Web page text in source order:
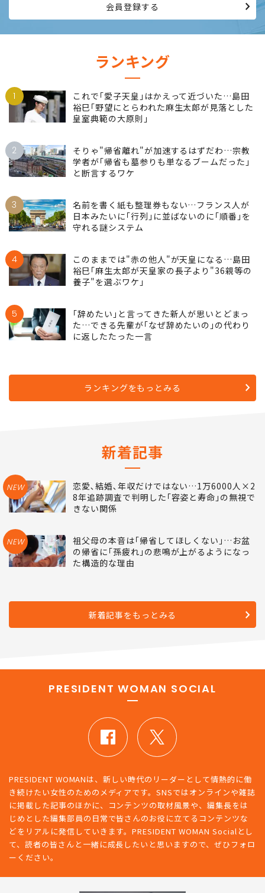
会員登録する
ランキング
1
これで｢愛子天皇｣はかえって近づいた…島田
裕巳｢野望にとらわれた麻生太郎が見落とした
皇室典範の大原則｣
2
そりゃ"帰省離れ"が加速するはずだわ…宗教
学者が｢帰省も墓参りも単なるブームだった｣
と断言するワケ
3
名前を書く紙も整理券もない…フランス人が
日本みたいに｢行列｣に並ばないのに｢順番｣を
守れる謎システム
4
このままでは"赤の他人"が天皇になる…島田
裕巳｢麻生太郎が天皇家の長子より"36親等の
養子"を選ぶワケ｣
5
｢辞めたい｣と言ってきた新人が思いとどまっ
た…できる先輩が｢なぜ辞めたいの｣の代わり
に返したたった一言
ランキングをもっとみる
新着記事
NEW
恋愛､結婚､年収だけではない…1万6000人×2
8年追跡調査で判明した｢容姿と寿命｣の無視で
きない関係
NEW
祖父母の本音は｢帰省してほしくない｣…お盆
の帰省に｢孫疲れ｣の悲鳴が上がるようになっ
た構造的な理由
新着記事をもっとみる
PRESIDENT WOMAN SOCIAL
PRESIDENT WOMANは、新しい時代のリーダーとして情熱的に働
き続けたい女性のためのメディアです。SNSではオンラインや雑誌
に掲載した記事のほかに、コンテンツの取材風景や、編集長をは
じめとした編集部員の日常で皆さんのお役に立てるコンテンツな
どをリアルに発信していきます。PRESIDENT WOMAN Socialとし
て、読者の皆さんと一緒に成長したいと思いますので、ぜひフォロ
ーください。